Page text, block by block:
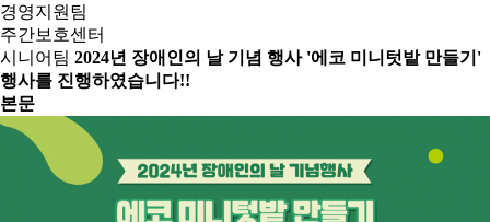
경영지원팀
주간보호센터
시니어팀 2024년 장애인의 날 기념 행사 '에코 미니텃밭 만들기'
행사를 진행하였습니다!!
본문